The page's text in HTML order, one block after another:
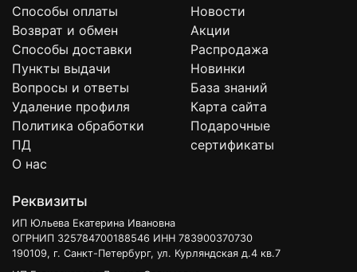
Способы оплаты
Возврат и обмен
Способы доставки
Пункты выдачи
Вопросы и ответы
Удаление профиля
Политика обработки
ПД
О нас
Новости
Акции
Распродажа
Новинки
База знаний
Карта сайта
Подарочные
сертификаты
Реквизиты
ИП Юльева Екатерина Ивановна
ОГРНИП 325784700188546 ИНН 783900370730
190109, г. Санкт-Петербург, ул. Курляндская д.4 кв.7